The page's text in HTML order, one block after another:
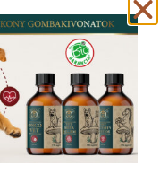
!
és